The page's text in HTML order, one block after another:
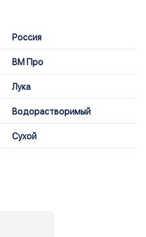
Россия
ВМ Про
Лука
Водорастворимый
Сухой